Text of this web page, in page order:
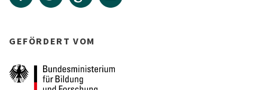
GEFÖRDERT VOM